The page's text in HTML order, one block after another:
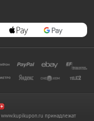
www.kupikupon.ru принадлежат